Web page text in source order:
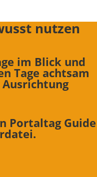
nutzen
im Blick und
Tage achtsam
Portaltag Guide